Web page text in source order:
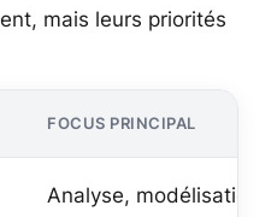
mais leurs priorités
FOCUS PRINCIPAL
Analyse, modélisation,